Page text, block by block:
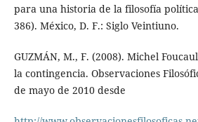
para una historia de la filosofía
386). México, D. F.: Siglo Veintiuno.
GUZMÁN, M., F. (2008). Michel
la contingencia. Observaciones
de mayo de 2010 desde